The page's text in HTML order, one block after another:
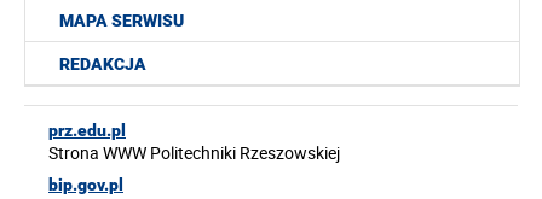
MAPA SERWISU
REDAKCJA
prz.edu.pl
Strona WWW Politechniki Rzeszowskiej
bip.gov.pl